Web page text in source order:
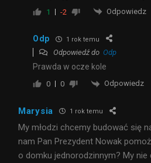
1 -2 Odpowiedz
Odp 1 rok temu
Odpowiedź do Odp
Prawda w ocze kole
0 0 Odpowiedz
Marysia 1 rok temu
My młodzi chcemy budować się
nam Pan Prezydent Nowak
o domku jednorodzinnym? My